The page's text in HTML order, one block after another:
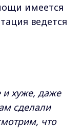
имеется
ведется
и хуже, даже
сделали
что